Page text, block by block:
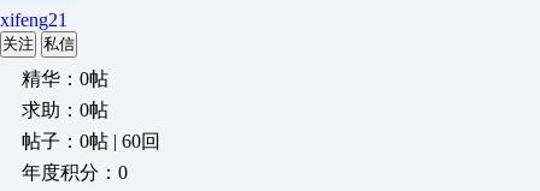
xifeng21
关注 私信
精华：0帖
求助：0帖
帖子：0帖 | 60回
年度积分：0